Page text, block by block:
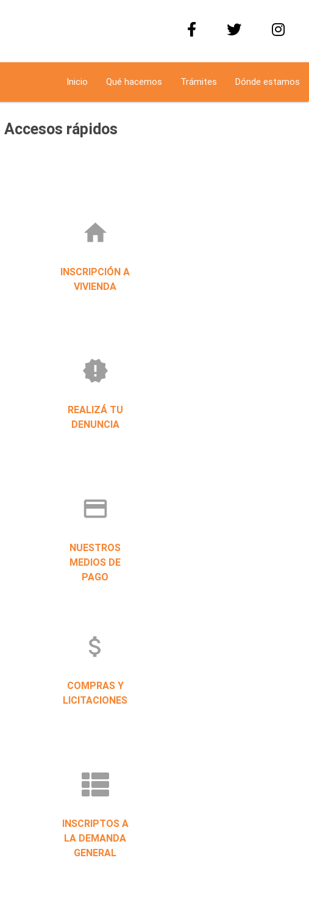
Inicio Qué hacemos Trámites Dónde estamos
Accesos rápidos
home
INSCRIPCIÓN A
VIVIENDA
new_releases
REALIZÁ TU
DENUNCIA
credit_card
NUESTROS
MEDIOS DE
PAGO
attach_money
COMPRAS Y
LICITACIONES
INSCRIPTOS A
LA DEMANDA
GENERAL